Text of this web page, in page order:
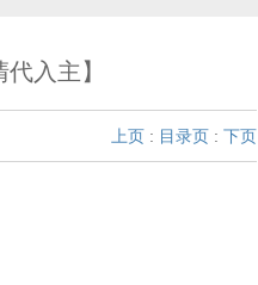
入主】
上页 : 目录页 : 下页